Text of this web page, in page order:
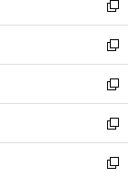
く
で
開
く
い
ウ
ィ
ン
ド
ウ
で
開
く
新
し
い
ウ
ィ
ン
ド
ウ
で
新
し
い
ウ
ィ
ン
ド
新
し
い
ウ
ィ
新
し
い
新